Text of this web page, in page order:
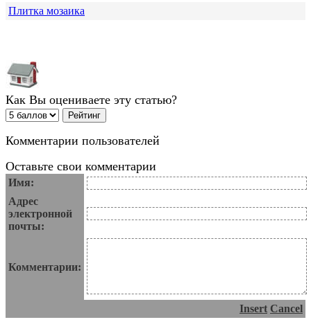
Плитка мозаика
Как Вы оцениваете эту статью?
Комментарии пользователей
Оставьте свои комментарии
Имя:
Адрес
электронной
почты:
Комментарии:
Insert Cancel